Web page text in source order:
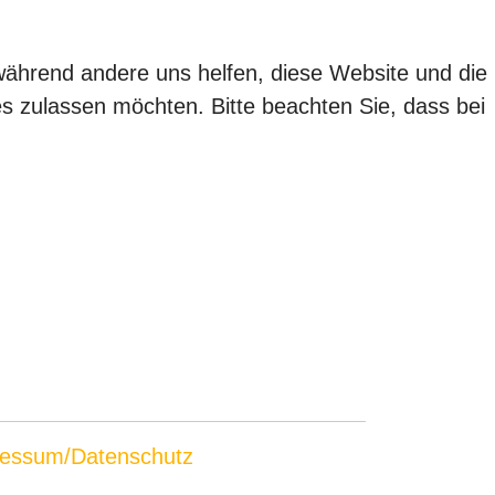
Datenschutz
andere uns helfen, diese Website und die
zulassen möchten. Bitte beachten Sie, dass bei